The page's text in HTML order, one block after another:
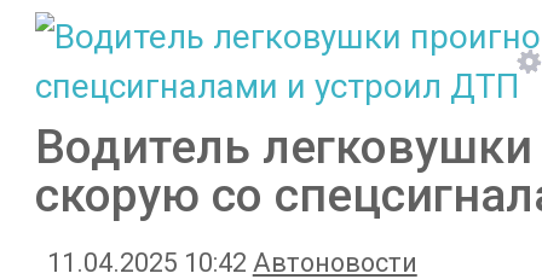
Водитель
скорую со
11.04.2025 10:42 Автоновости